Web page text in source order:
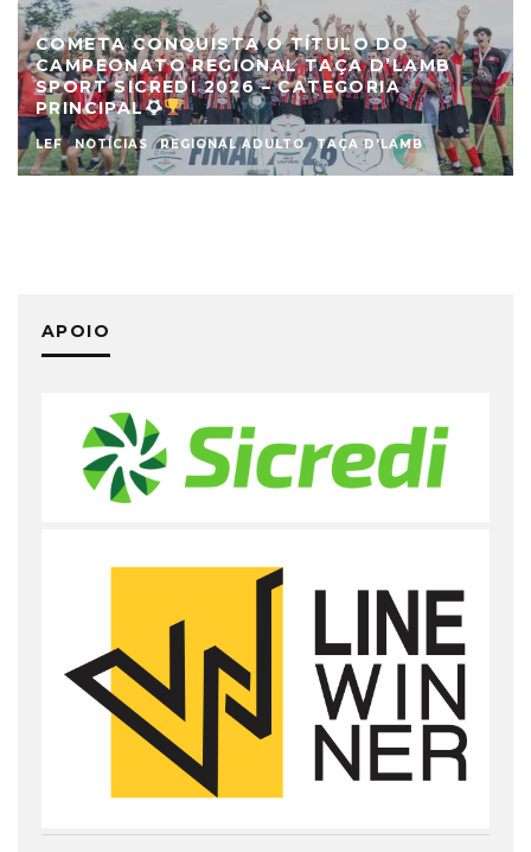
COMETA CONQUISTA O TÍTULO DO
CAMPEONATO REGIONAL TAÇA D’LAMB
SPORT SICREDI 2026 – CATEGORIA
PRINCIPAL
LEF NOTÍCIAS REGIONAL ADULTO TAÇA D'LAMB
APOIO